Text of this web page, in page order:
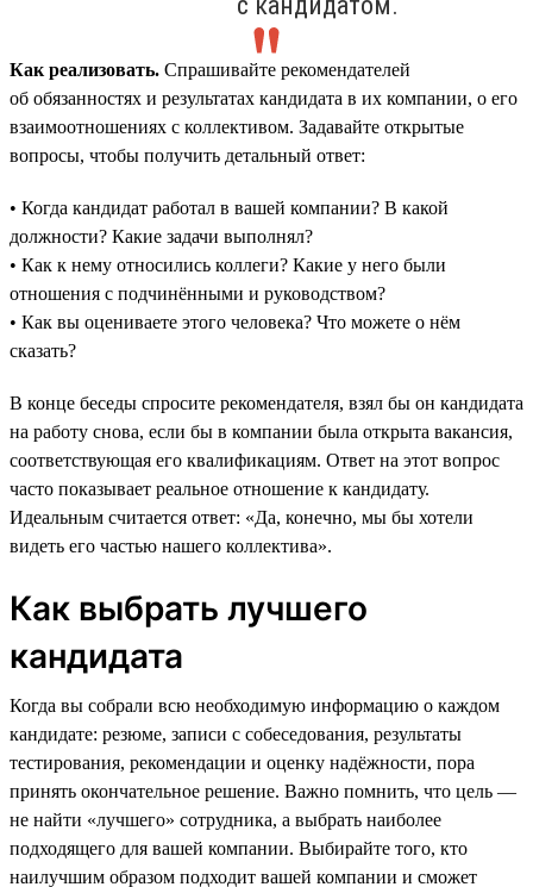
Как реализовать. Спрашивайте рекомендателей
об обязанностях и результатах кандидата в их компании, о его
взаимоотношениях с коллективом. Задавайте открытые
вопросы, чтобы получить детальный ответ:
• Когда кандидат работал в вашей компании? В какой
должности? Какие задачи выполнял?
• Как к нему относились коллеги? Какие у него были
отношения с подчинёнными и руководством?
• Как вы оцениваете этого человека? Что можете о нём
сказать?
В конце беседы спросите рекомендателя, взял бы он кандидата
на работу снова, если бы в компании была открыта вакансия,
соответствующая его квалификациям. Ответ на этот вопрос
часто показывает реальное отношение к кандидату.
Идеальным считается ответ: «Да, конечно, мы бы хотели
видеть его частью нашего коллектива».
Как выбрать лучшего
кандидата
Когда вы собрали всю необходимую информацию о каждом
кандидате: резюме, записи с собеседования, результаты
тестирования, рекомендации и оценку надёжности, пора
принять окончательное решение. Важно помнить, что цель —
не найти «лучшего» сотрудника, а выбрать наиболее
подходящего для вашей компании. Выбирайте того, кто
наилучшим образом подходит вашей компании и сможет